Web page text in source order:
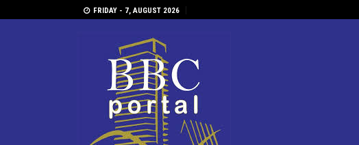
FRIDAY - 7, AUGUST 2026